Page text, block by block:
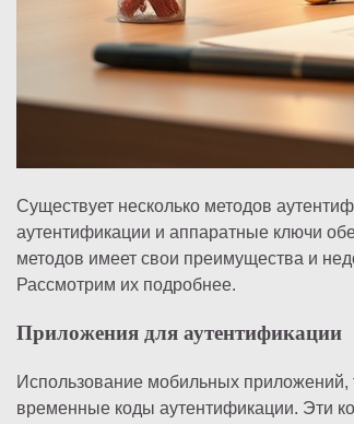
Существует несколько методов
аутентификации и аппаратные ключи
методов имеет свои преимущества и
Рассмотрим их подробнее.
Приложения для аутентификации
Использование мобильных приложений,
временные коды аутентификации. Эти